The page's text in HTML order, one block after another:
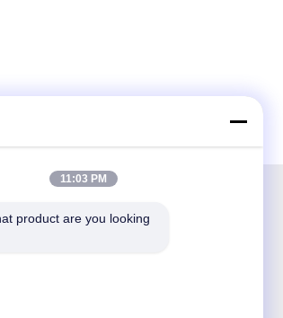
11:03 PM
product are you looking